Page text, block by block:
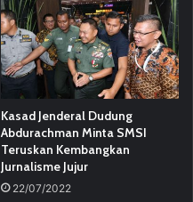
Kasad Jenderal Dudung
Abdurachman Minta SMSI
Teruskan Kembangkan
Jurnalisme Jujur
22/07/2022